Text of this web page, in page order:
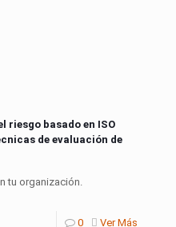
riesgo basado en ISO
de evaluación de
tu organización.
0 Ver Más